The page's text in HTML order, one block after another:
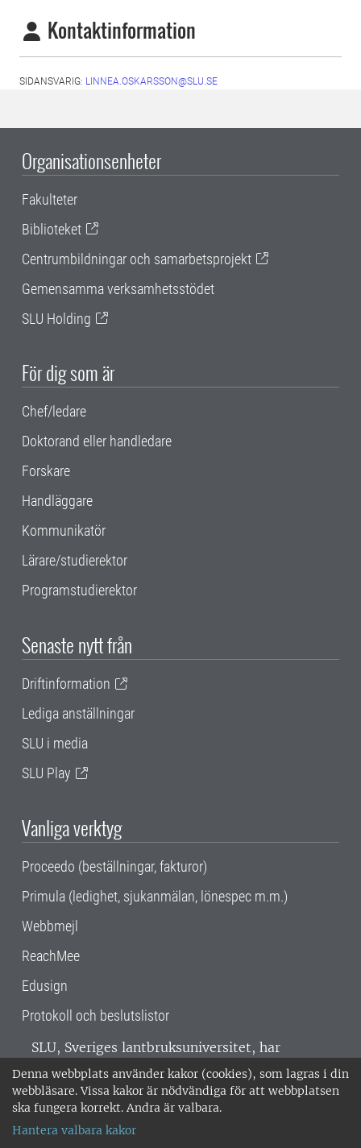
Denna webbplats använder kakor (cookies), som lagras i din
webbläsare. Vissa kakor är nödvändiga för att webbplatsen
ska fungera korrekt. Andra är valbara.
Hantera valbara kakor
Kontaktinformation
SIDANSVARIG: LINNEA.OSKARSSON@SLU.SE
Organisationsenheter
Fakulteter
Biblioteket
Centrumbildningar och samarbetsprojekt
Gemensamma verksamhetsstödet
SLU Holding
För dig som är
Chef/ledare
Doktorand eller handledare
Forskare
Handläggare
Kommunikatör
Lärare/studierektor
Programstudierektor
Senaste nytt från
Driftinformation
Lediga anställningar
SLU i media
SLU Play
Vanliga verktyg
Proceedo (beställningar, fakturor)
Primula (ledighet, sjukanmälan, lönespec m.m.)
Webbmejl
ReachMee
Edusign
Protokoll och beslutslistor
SLU, Sveriges lantbruksuniversitet, har
verksamhet över hela Sverige. Huvudorter är
Alnarp, Uppsala och Umeå.SLU är
miljöcertifierat enligt ISO 14001. •
018-67 10 00 • Org nr: 202100-2817 •